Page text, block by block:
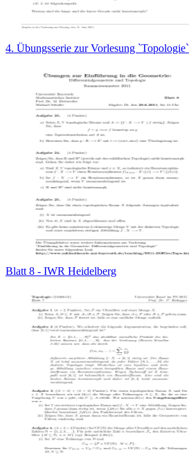
4. Übungsserie zur Vorlesung `Topologie`
Blatt 8 - IWR Heidelberg